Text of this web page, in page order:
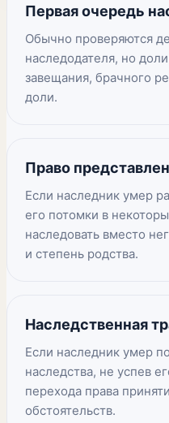
Первая очередь
Обычно проверяются
наследодателя, но
завещания, брачного
доли.
Право
Если наследник умер
его потомки в
наследовать вместо
и степень родства.
Наследственная
Если наследник умер
наследства, не успев
перехода права
обстоятельств.